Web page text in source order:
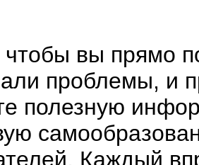
вы прямо
проблемы, и
полезную
Каждый